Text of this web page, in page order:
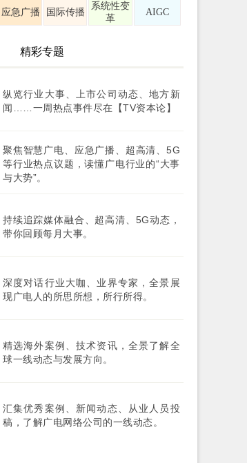
应急广播 国际传播
系统性变
革
AIGC
精彩专题
纵览行业大事、上市公司动态、地方新
闻……一周热点事件尽在【TV资本论】
聚焦智慧广电、应急广播、超高清、5G
等行业热点议题，读懂广电行业的“大事
与大势”。
持续追踪媒体融合、超高清、5G动态，
带你回顾每月大事。
深度对话行业大咖、业界专家，全景展
现广电人的所思所想，所行所得。
精选海外案例、技术资讯，全景了解全
球一线动态与发展方向。
汇集优秀案例、新闻动态、从业人员投
稿，了解广电网络公司的一线动态。